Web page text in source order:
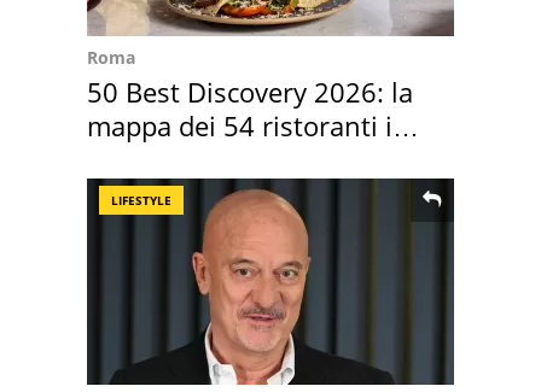
Roma
50 Best Discovery 2026: la
mappa dei 54 ristoranti in
LIFESTYLE